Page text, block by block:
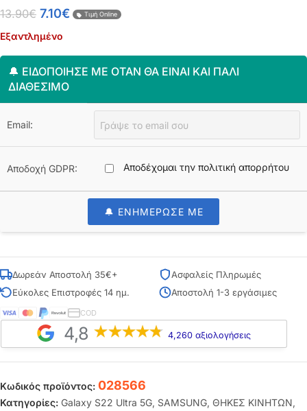
13.90€ 7.10€ Τιμή Online
Εξαντλημένο
🔔 ΕΙΔΟΠΟΊΗΣΈ ΜΕ ΌΤΑΝ ΘΑ ΕΊΝΑΙ ΚΑΙ ΠΆΛΙ
ΔΙΑΘΈΣΙΜΟ
Email:
Αποδοχή GDPR: Αποδέχομαι την πολιτική απορρήτου
🔔 ΕΝΗΜΕΡΩΣΕ ΜΕ
Δωρεάν Αποστολή 35€+
Ασφαλείς Πληρωμές
Εύκολες Επιστροφές 14 ημ.
Αποστολή 1-3 εργάσιμες
COD
4,8 4,260 αξιολογήσεις
Κωδικός προϊόντος: 028566
Κατηγορίες: Galaxy S22 Ultra 5G, SAMSUNG, ΘΗΚΕΣ ΚΙΝΗΤΩΝ,